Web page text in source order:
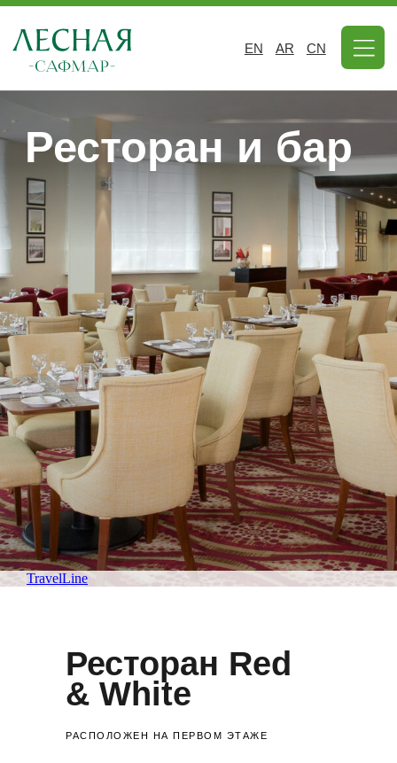
Ресторан и бар
TravelLine
Ресторан Red
& White
РАСПОЛОЖЕН НА ПЕРВОМ ЭТАЖЕ